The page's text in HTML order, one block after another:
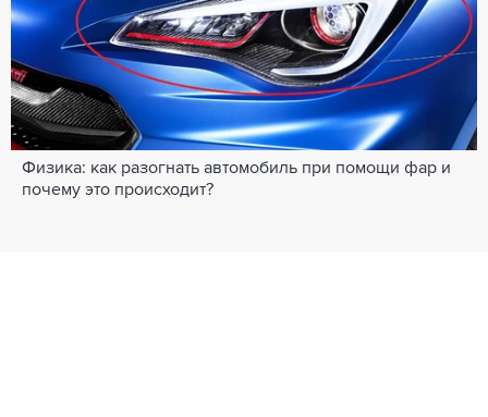
Физика: как разогнать автомобиль при помощи фар и
почему это происходит?